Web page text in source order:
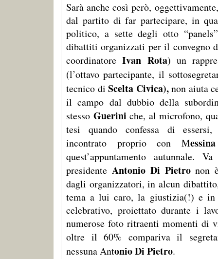
Sarà anche così però,
dal partito di far partecipare, in
politico, a sette degli otto
dibattiti organizzati per il convegno
coordinatoreIvan Rota) un
(l’ottavo partecipante, il
tecnico di Scelta Civica),non aiuta
il campo dal dubbio della
stesso Gueriniche, al microfono,
tesi quando confessa di
incontrato proprio con M
quest’appuntamento autunnale.
presidente Antonio Di Pietronon
dagli organizzatori, in alcun
tema a lui caro, la giustizia(!) e
celebrativo, proiettato durante i
numerose foto ritraenti momenti di
oltre il 60% compariva il
nessuna Antonio Di Pietro.